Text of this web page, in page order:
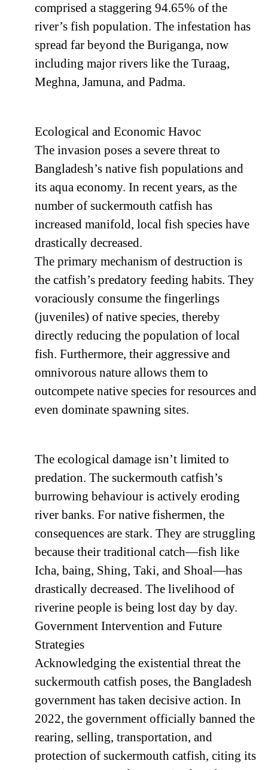
comprised a staggering 94.65% of the
river’s fish population. The infestation has
spread far beyond the Buriganga, now
including major rivers like the Turaag,
Meghna, Jamuna, and Padma.
Ecological and Economic Havoc
The invasion poses a severe threat to
Bangladesh’s native fish populations and
its aqua economy. In recent years, as the
number of suckermouth catfish has
increased manifold, local fish species have
drastically decreased.
The primary mechanism of destruction is
the catfish’s predatory feeding habits. They
voraciously consume the fingerlings
(juveniles) of native species, thereby
directly reducing the population of local
fish. Furthermore, their aggressive and
omnivorous nature allows them to
outcompete native species for resources and
even dominate spawning sites.
The ecological damage isn’t limited to
predation. The suckermouth catfish’s
burrowing behaviour is actively eroding
river banks. For native fishermen, the
consequences are stark. They are struggling
because their traditional catch—fish like
Icha, baing, Shing, Taki, and Shoal—has
drastically decreased. The livelihood of
riverine people is being lost day by day.
Government Intervention and Future
Strategies
Acknowledging the existential threat the
suckermouth catfish poses, the Bangladesh
government has taken decisive action. In
2022, the government officially banned the
rearing, selling, transportation, and
protection of suckermouth catfish, citing its